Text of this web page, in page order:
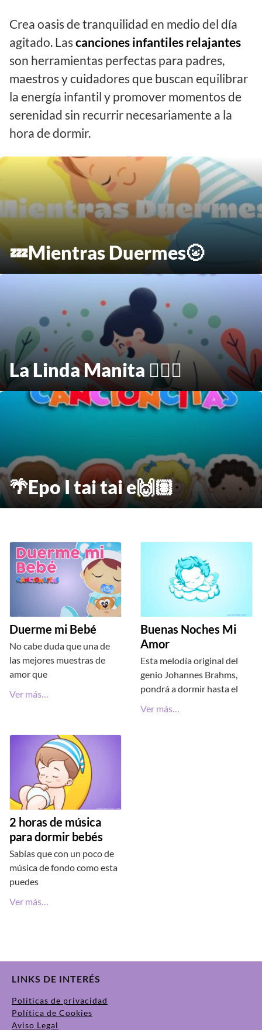
Crea oasis de tranquilidad en medio del día
agitado. Lascanciones infantiles relajantes
son herramientas perfectas para padres,
maestros y cuidadores que buscan equilibrar
la energía infantil y promover momentos de
serenidad sin recurrir necesariamente a la
hora de dormir.
💤Mientras Duermes🌝
La Linda Manita 🖐🏼💗
🌴Epo I tai tai e🙌🏽
Duerme mi Bebé
No cabe duda que una de
las mejores muestras de
amor que
Ver más…
Buenas Noches Mi
Amor
Esta melodía original del
genio Johannes Brahms,
pondrá a dormir hasta el
Ver más…
2 horas de música
para dormir bebés
Sabías que con un poco de
música de fondo como esta
puedes
Ver más…
LINKS DE INTERÉS
Politicas de privacidad
Política de Cookies
Aviso Legal